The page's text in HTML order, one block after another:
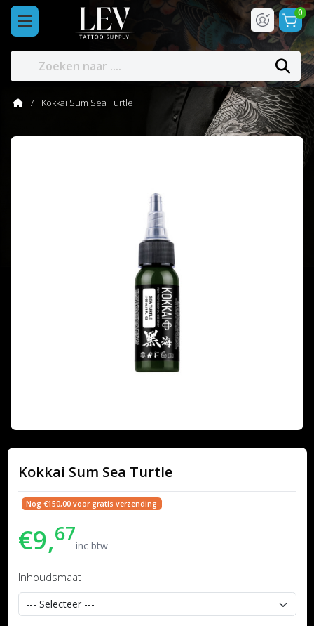
0
Kokkai Sum Sea Turtle
Kokkai Sum Sea Turtle
Nog €150,00 voor gratis verzending
€9,67inc btw
Inhoudsmaat